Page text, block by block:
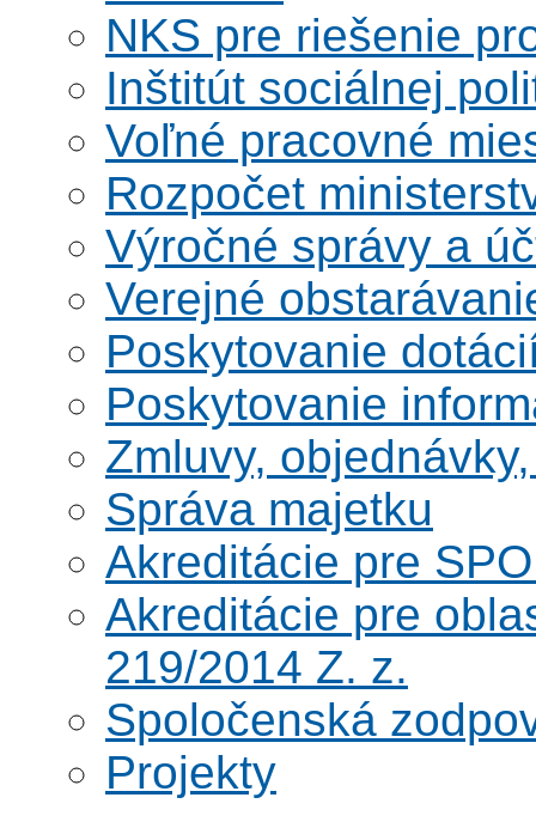
NKS pre riešenie
Inštitút sociálnej
Voľné pracovné
Rozpočet
Výročné správy a
Verejné
Poskytovanie
Poskytovanie
Zmluvy,
Správa majetku
Akreditácie pre
Akreditácie pre
219/2014 Z. z.
Spoločenská
Projekty